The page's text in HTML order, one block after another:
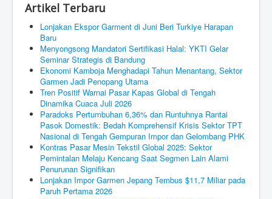
Artikel Terbaru
Lonjakan Ekspor Garment di Juni Beri Turkiye Harapan
Baru
Menyongsong Mandatori Sertifikasi Halal: YKTI Gelar
Seminar Strategis di Bandung
Ekonomi Kamboja Menghadapi Tahun Menantang, Sektor
Garmen Jadi Penopang Utama
Tren Positif Warnai Pasar Kapas Global di Tengah
Dinamika Cuaca Juli 2026
Paradoks Pertumbuhan 6,36% dan Runtuhnya Rantai
Pasok Domestik: Bedah Komprehensif Krisis Sektor TPT
Nasional di Tengah Gempuran Impor dan Gelombang PHK
Kontras Pasar Mesin Tekstil Global 2025: Sektor
Pemintalan Melaju Kencang Saat Segmen Lain Alami
Penurunan Signifikan
Lonjakan Impor Garmen Jepang Tembus $11,7 Miliar pada
Paruh Pertama 2026